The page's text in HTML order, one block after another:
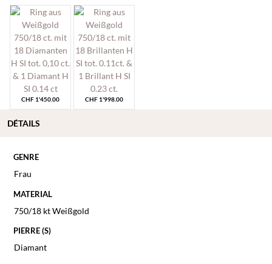
CHF 1'450.00 CHF 1'998.00
GENRE
Frau
MATERIAL
750/18 kt Weißgold
PIERRE (S)
Diamant
DÉTAILS